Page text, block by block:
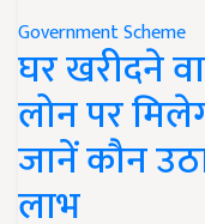
Government Scheme
घर खरीदने
लोन पर
जानें कौन
लाभ